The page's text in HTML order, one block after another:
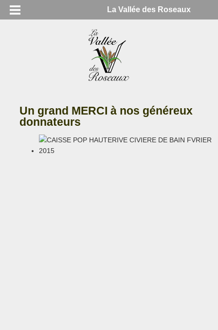
La Vallée des Roseaux
Un grand MERCI à nos généreux
donnateurs